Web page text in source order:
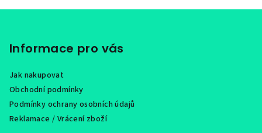
Informace pro vás
Jak nakupovat
Obchodní podmínky
Podmínky ochrany osobních údajů
Reklamace / Vrácení zboží